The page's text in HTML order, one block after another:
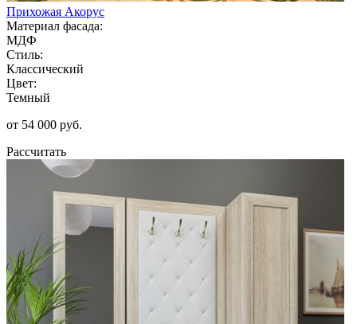
Прихожая Акорус
Материал фасада:
МДФ
Стиль:
Классический
Цвет:
Темный
от 54 000 руб.
Рассчитать